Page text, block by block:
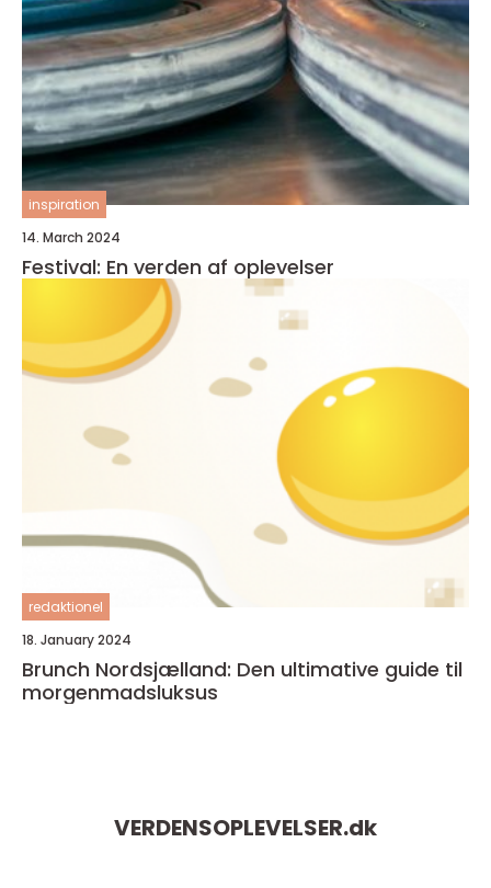
inspiration
14. March 2024
Festival: En verden af oplevelser
redaktionel
18. January 2024
Brunch Nordsjælland: Den ultimative guide til
morgenmadsluksus
VERDENSOPLEVELSER.dk